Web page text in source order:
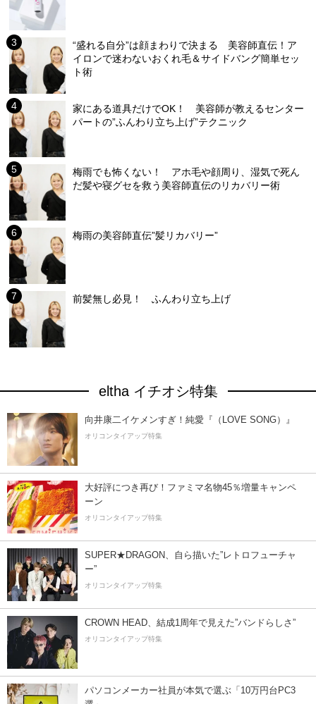
“盛れる自分”は顔まわりで決まる 美容師直伝！ア
イロンで迷わないおくれ毛＆サイドバング簡単セッ
ト術
家にある道具だけでOK！ 美容師が教えるセンター
パートの”ふんわり立ち上げ”テクニック
梅雨でも怖くない！ アホ毛や顔周り、湿気で死ん
だ髪や寝グセを救う美容師直伝のリカバリー術
梅雨の美容師直伝”髪リカバリー”
前髪無し必見！ ふんわり立ち上げ
eltha イチオシ特集
向井康二イケメンすぎ！純愛『（LOVE SONG）』
オリコンタイアップ特集
大好評につき再び！ファミマ名物45％増量キャンペ
ーン
オリコンタイアップ特集
SUPER★DRAGON、自ら描いた”レトロフューチャ
ー”
オリコンタイアップ特集
CROWN HEAD、結成1周年で見えた”バンドらしさ”
オリコンタイアップ特集
パソコンメーカー社員が本気で選ぶ「10万円台PC3